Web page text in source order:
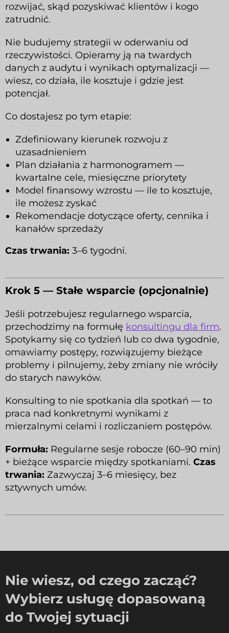
rozwijać, skąd pozyskiwać klientów i kogo
zatrudnić.
Nie budujemy strategii w oderwaniu od
rzeczywistości. Opieramy ją na twardych
danych z audytu i wynikach optymalizacji —
wiesz, co działa, ile kosztuje i gdzie jest
potencjał.
Co dostajesz po tym etapie:
Zdefiniowany kierunek rozwoju z
uzasadnieniem
Plan działania z harmonogramem —
kwartalne cele, miesięczne priorytety
Model finansowy wzrostu — ile to kosztuje,
ile możesz zyskać
Rekomendacje dotyczące oferty, cennika i
kanałów sprzedaży
Czas trwania: 3–6 tygodni.
Krok 5 — Stałe wsparcie (opcjonalnie)
Jeśli potrzebujesz regularnego wsparcia,
przechodzimy na formułę konsultingu dla firm.
Spotykamy się co tydzień lub co dwa tygodnie,
omawiamy postępy, rozwiązujemy bieżące
problemy i pilnujemy, żeby zmiany nie wróciły
do starych nawyków.
Konsulting to nie spotkania dla spotkań — to
praca nad konkretnymi wynikami z
mierzalnymi celami i rozliczaniem postępów.
Formuła: Regularne sesje robocze (60–90 min)
+ bieżące wsparcie między spotkaniami. Czas
trwania: Zazwyczaj 3–6 miesięcy, bez
sztywnych umów.
Nie wiesz, od czego zacząć?
Wybierz usługę dopasowaną
do Twojej sytuacji